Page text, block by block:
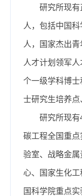
研究所现
人， 包括中国
人，国家杰出
人才计划领军
个一级学科博
士研究生培养点
研究所现
碳工程全国重
验室、战略金
心、国家生化
国科学院重点